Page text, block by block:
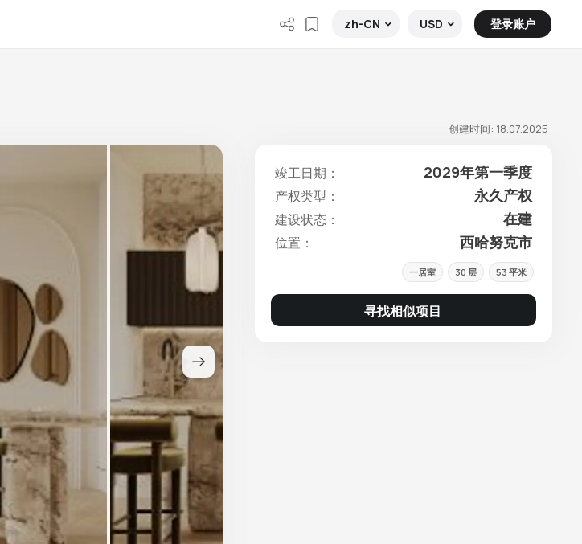
zh-CN USD 登录账户
创建时间: 18.07.2025
竣工日期： 2029年第一季度
产权类型： 永久产权
建设状态： 在建
位置： 西哈努克市
一居室 30 层 53 平米
寻找相似项目